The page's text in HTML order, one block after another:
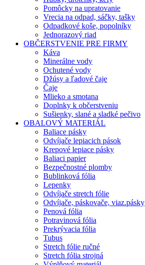
Pomôcky na upratovanie
Vrecia na odpad, sáčky, tašky
Odpadkové koše, popolníky
Jednorazový riad
OBČERSTVENIE PRE FIRMY
Káva
Minerálne vody
Ochutené vody
Džúsy a ľadové čaje
Čaje
Mlieko a smotana
Doplnky k občerstveniu
Sušienky, slané a sladké pečivo
OBALOVÝ MATERIÁL
Baliace pásky
Odvíjače lepiacich pások
Krepové lepiace pásky
Baliaci papier
Bezpečnostné plomby
Bublinková fólia
Lepenky
Odvíjače stretch fólie
Odvíjače, páskovače, viaz.pásky
Penová fólia
Potravinová fólia
Prekrývacia fólia
Tubus
Stretch fólie ručné
Stretch fólia strojná